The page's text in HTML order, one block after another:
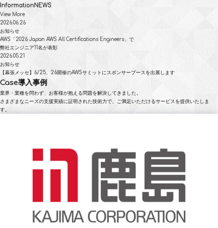
InformationNEWS
View More
2026.06.26
お知らせ
AWS「2026 Japan AWS All Certifications Engineers」で
弊社エンジニア11名が表彰
2026.05.21
お知らせ
【幕張メッセ】6/25、26開催のAWSサミットにスポンサーブースを出展します
Case導入事例
業界・業種を問わず、お客様が抱える問題を解決してきました。
さまざまなニーズの支援実績に証明された技術力で、ご満足いただけるサービスを提供いたしま
す。